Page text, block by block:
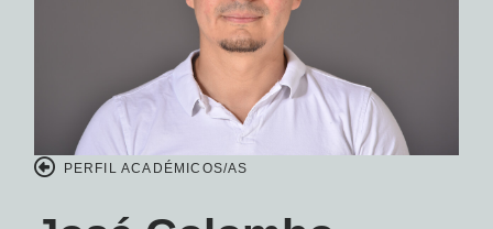
PERFIL ACADÉMICOS/AS